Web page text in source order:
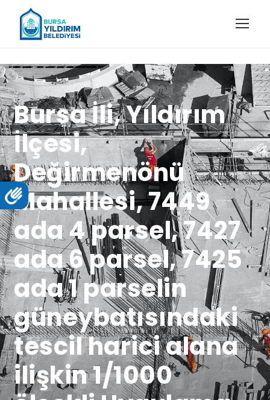
Bursa İli, Yıldırım
İlçesi,
Değirmenönü
Mahallesi, 7449
ada 4 parsel, 7427
ada 6 parsel, 7425
ada 1 parselin
güneybatısındaki
tescil harici alana
ilişkin 1/1000